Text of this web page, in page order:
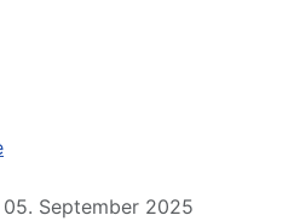
September 2025